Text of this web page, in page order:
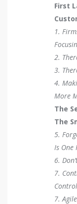
First
1.
2.
3.
4.
More
The
The
5.
Is One
6.
7.
Control
7.